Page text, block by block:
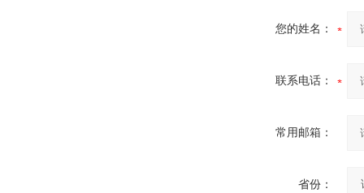
您的姓名：
联系电话：
常用邮箱：
省份：